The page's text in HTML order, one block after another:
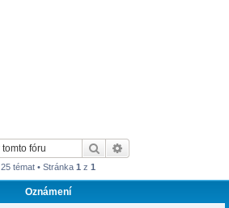
Hledat
25 témat • Stránka 1 z 1
Oznámení